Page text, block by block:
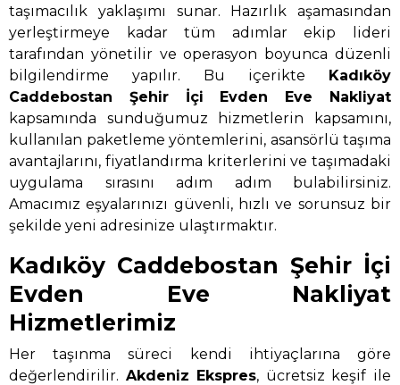
taşımacılık yaklaşımı sunar. Hazırlık aşamasından
yerleştirmeye kadar tüm adımlar ekip lideri
tarafından yönetilir ve operasyon boyunca düzenli
bilgilendirme yapılır. Bu içerikte
Kadıköy
Caddebostan Şehir İçi Evden Eve Nakliyat
kapsamında sunduğumuz hizmetlerin kapsamını,
kullanılan paketleme yöntemlerini, asansörlü taşıma
avantajlarını, fiyatlandırma kriterlerini ve taşımadaki
uygulama sırasını adım adım bulabilirsiniz.
Amacımız eşyalarınızı güvenli, hızlı ve sorunsuz bir
şekilde yeni adresinize ulaştırmaktır.
Kadıköy Caddebostan Şehir İçi
Evden Eve Nakliyat
Hizmetlerimiz
Her taşınma süreci kendi ihtiyaçlarına göre
değerlendirilir. Akdeniz Ekspres, ücretsiz keşif ile